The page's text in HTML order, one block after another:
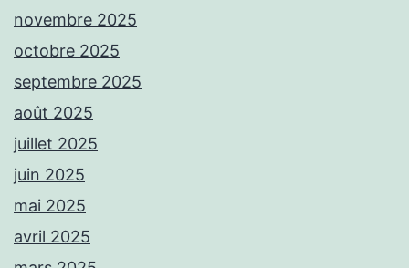
novembre 2025
octobre 2025
septembre 2025
août 2025
juillet 2025
juin 2025
mai 2025
avril 2025